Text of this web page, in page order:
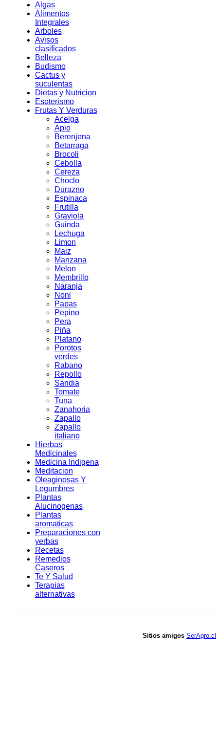
Algas
Alimentos
Integrales
Arboles
Avisos
clasificados
Belleza
Budismo
Cactus y
suculentas
Dietas y Nutricion
Esoterismo
Frutas Y Verduras
Acelga
Apio
Berenjena
Betarraga
Brocoli
Cebolla
Cereza
Choclo
Durazno
Espinaca
Frutilla
Graviola
Guinda
Lechuga
Limon
Maiz
Manzana
Melon
Membrillo
Naranja
Noni
Papas
Pepino
Pera
Piña
Platano
Porotos
verdes
Rabano
Repollo
Sandia
Tomate
Tuna
Zanahoria
Zapallo
Zapallo
italiano
Hierbas
Medicinales
Medicina Indigena
Meditacion
Oleaginosas Y
Legumbres
Plantas
Alucinogenas
Plantas
aromaticas
Preparaciones con
yerbas
Recetas
Remedios
Caseros
Te Y Salud
Terapias
alternativas
Sitios amigos SerAgro.cl